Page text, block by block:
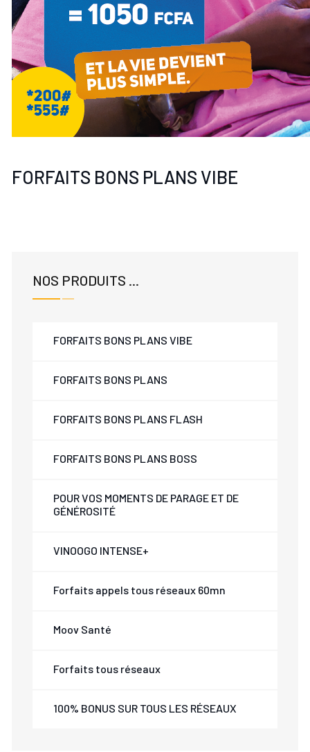
NOS PRODUITS ...
FORFAITS BONS PLANS VIBE
FORFAITS BONS PLANS
FORFAITS BONS PLANS FLASH
FORFAITS BONS PLANS BOSS
POUR VOS MOMENTS DE PARAGE ET DE
GÉNÉROSITÉ
VINOOGO INTENSE+
Forfaits appels tous réseaux 60mn
Moov Santé
Forfaits tous réseaux
100% BONUS SUR TOUS LES RÉSEAUX
FORFAITS BONS PLANS VIBE